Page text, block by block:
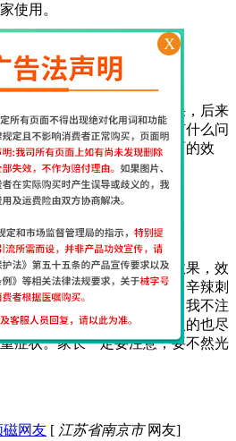
使用。
磁网友 [江苏省南京市
心的，担心不会用没有效果，后来
出了指导，服务很周到，有什么问
很贴心，坚持使用期待后面的效
网友 [江苏省南京市网友]
激仪15天了能看到明显的效果，效
食上要给孩子注意，油炸、辛辣刺
不能喝，喝了会加重症状！我不注
膨化食品以及牛羊肉等上火的也尽
症状。家长一定要注意，要不然光
磁网友 [ 江苏省南京市网友]
X